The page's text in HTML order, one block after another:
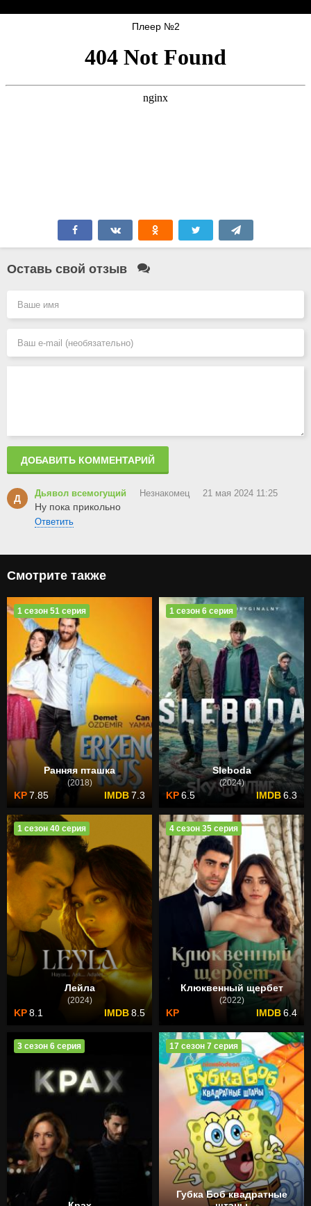
Плеер №2
Оставь свой отзыв
Д Дьявол всемогущий Незнакомец 21 мая 2024 11:25
Ну пока прикольно
Ответить
ДОБАВИТЬ КОММЕНТАРИЙ
Смотрите также
Ранняя пташка
(2018)
7.85 7.3
1 сезон 51 серия
Sleboda
(2024)
6.5 6.3
1 сезон 6 серия
Лейла
(2024)
8.1 8.5
1 сезон 40 серия
Клюквенный щербет
(2022)
6.4
4 сезон 35 серия
3 сезон 6 серия
Губка Боб квадратные
17 сезон 7 серия